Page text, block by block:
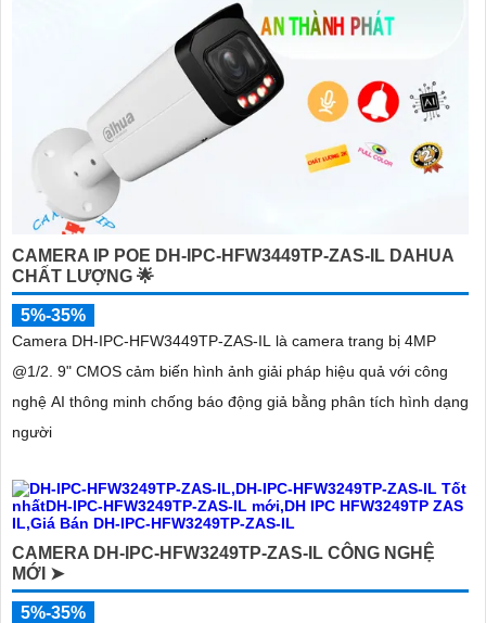
CAMERA IP POE DH-IPC-HFW3449TP-ZAS-IL DAHUA
CHẤT LƯỢNG 🌟
5%-35%
Camera DH-IPC-HFW3449TP-ZAS-IL là camera trang bị 4MP
@1/2. 9" CMOS cảm biến hình ảnh giải pháp hiệu quả với công
nghệ AI thông minh chống báo động giả bằng phân tích hình dạng
người
CAMERA DH-IPC-HFW3249TP-ZAS-IL CÔNG NGHỆ
MỚI ➤
5%-35%